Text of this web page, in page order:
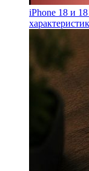
iPhone 18 и